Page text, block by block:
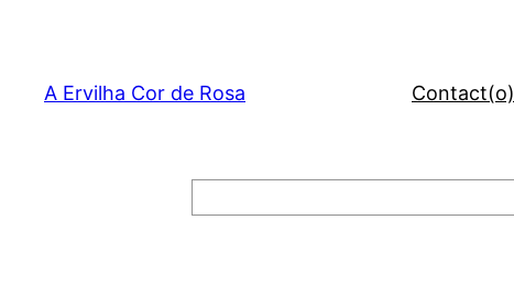
content
A Ervilha Cor de Rosa Contact(o)